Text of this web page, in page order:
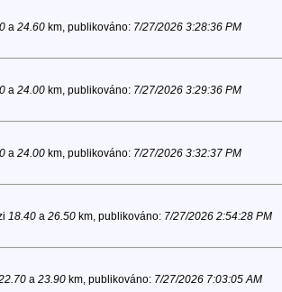
a 24.60km, publikováno: 7/27/2026 3:28:36 PM
a 24.00km, publikováno: 7/27/2026 3:29:36 PM
a 24.00km, publikováno: 7/27/2026 3:32:37 PM
18.40a 26.50km, publikováno: 7/27/2026 2:54:28 PM
a 23.90km, publikováno: 7/27/2026 7:03:05 AM